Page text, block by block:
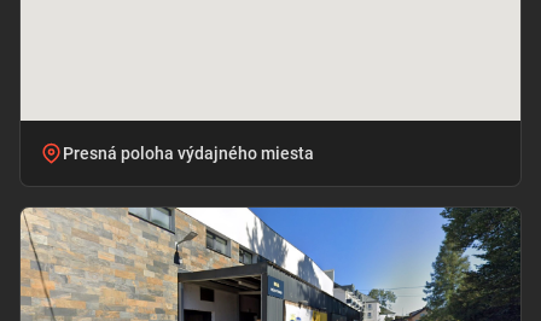
Presná poloha výdajného miesta